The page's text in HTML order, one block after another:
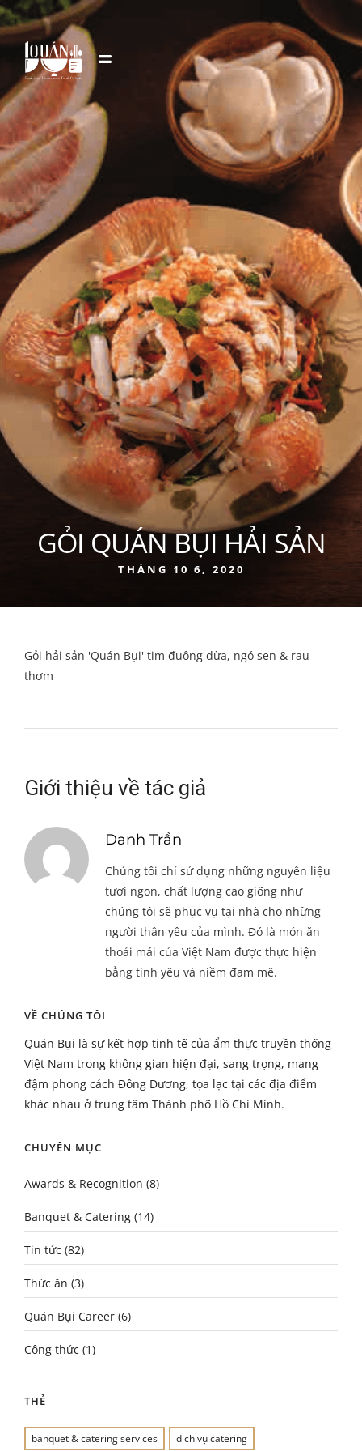
GỎI QUÁN BỤI HẢI SẢN
THÁNG 10 6, 2020
Gỏi hải sản 'Quán Bụi' tim đuông dừa, ngó sen & rau
thơm
Giới thiệu về tác giả
Danh Trần
Chúng tôi chỉ sử dụng những nguyên liệu
tươi ngon, chất lượng cao giống như
chúng tôi sẽ phục vụ tại nhà cho những
người thân yêu của mình. Đó là món ăn
thoải mái của Việt Nam được thực hiện
bằng tình yêu và niềm đam mê.
VỀ CHÚNG TÔI
Quán Bụi là sự kết hợp tinh tế của ẩm thực truyền thống
Việt Nam trong không gian hiện đại, sang trọng, mang
đậm phong cách Đông Dương, tọa lạc tại các địa điểm
khác nhau ở trung tâm Thành phố Hồ Chí Minh.
CHUYÊN MỤC
Awards & Recognition (8)
Banquet & Catering (14)
Tin tức (82)
Thức ăn (3)
Quán Bụi Career (6)
Công thức (1)
THẺ
banquet & catering services dịch vụ catering